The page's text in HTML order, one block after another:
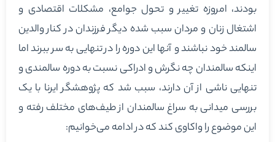
بودند، امروزه تغییر و تحول جوامع، مشکلات اقتصادی و
اشتغال زنان و مردان سبب شده دیگر فرزندان در کنار والدین
سالمند خود نباشند و آنها این دوره را در تنهایی به سر ببرند اما
اینکه سالمندان چه نگرش و ادراکی نسبت به دوره سالمندی و
تنهایی ناشی از آن دارند، سبب شد که پژوهشگر ایرنا با یک
بررسی میدانی به سراغ سالمندان از طیف‌های مختلف رفته و
این موضوع را واکاوی کند که در ادامه می‌خوانیم: